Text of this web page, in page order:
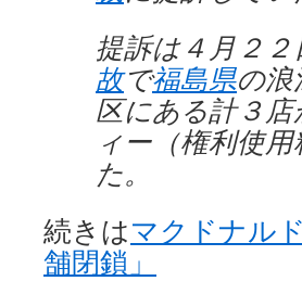
提訴は４月２
故で福島県の
区にある計３
ィー（権利使
た。
続きはマクドナル
舗閉鎖」